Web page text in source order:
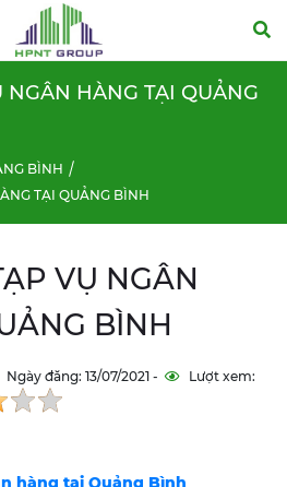
NGÂN HÀNG TẠI QUẢNG
BÌNH
TẠI QUẢNG BÌNH
VỤ NGÂN
BÌNH
Ngày đăng: 13/07/2021 -
Lượt xem:
hàng tại Quảng Bình